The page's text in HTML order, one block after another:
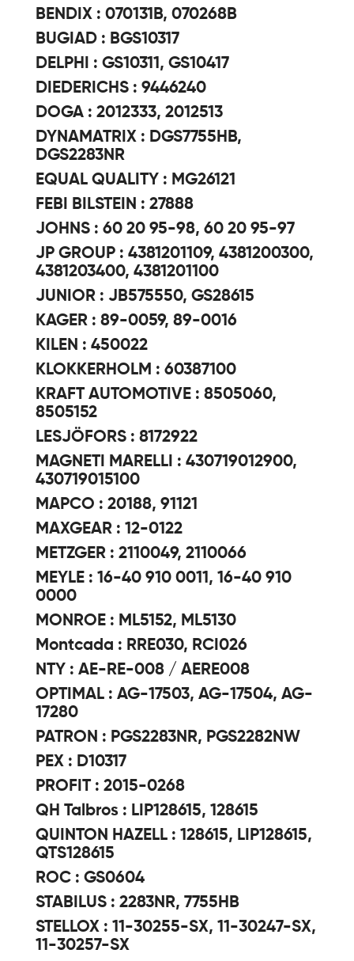
BENDIX : 070131B, 070268B
BUGIAD : BGS10317
DELPHI : GS10311, GS10417
DIEDERICHS : 9446240
DOGA : 2012333, 2012513
DYNAMATRIX : DGS7755HB,
DGS2283NR
EQUAL QUALITY : MG26121
FEBI BILSTEIN : 27888
JOHNS : 60 20 95-98, 60 20 95-97
JP GROUP : 4381201109, 4381200300,
4381203400, 4381201100
JUNIOR : JB575550, GS28615
KAGER : 89-0059, 89-0016
KILEN : 450022
KLOKKERHOLM : 60387100
KRAFT AUTOMOTIVE : 8505060,
8505152
LESJÖFORS : 8172922
MAGNETI MARELLI : 430719012900,
430719015100
MAPCO : 20188, 91121
MAXGEAR : 12-0122
METZGER : 2110049, 2110066
MEYLE : 16-40 910 0011, 16-40 910
0000
MONROE : ML5152, ML5130
Montcada : RRE030, RCI026
NTY : AE-RE-008 / AERE008
OPTIMAL : AG-17503, AG-17504, AG-
17280
PATRON : PGS2283NR, PGS2282NW
PEX : D10317
PROFIT : 2015-0268
QH Talbros : LIP128615, 128615
QUINTON HAZELL : 128615, LIP128615,
QTS128615
ROC : GS0604
STABILUS : 2283NR, 7755HB
STELLOX : 11-30255-SX, 11-30247-SX,
11-30257-SX